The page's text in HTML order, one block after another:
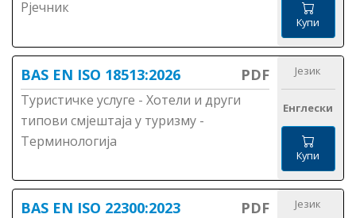
Рјечник
Купи
BAS EN ISO 18513:2026 PDF
Туристичке услуге - Хотели и други
типови смјештаја у туризму -
Терминологија
Језик
Енглески
Купи
BAS EN ISO 22300:2023 PDF Језик